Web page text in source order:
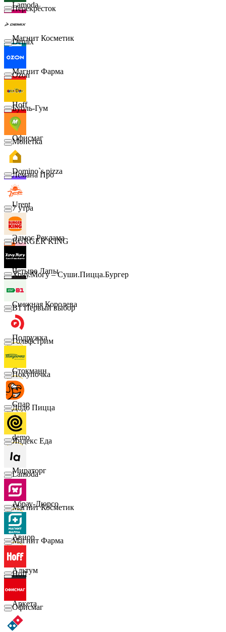
Lamoda
Магнит Косметик
Магнит Фарма
Hoff
Офисмаг
Domino`s pizza
Urent
Эдмос Реклама
Четыре Лапы
Снежная Королева
Подружка
Стокманн
Cпар
demo
Мираторг
Абрау-Дюрсо
Авиор
Альтум
Аркета
Перекрёсток
Demix
Ozon
Бубль-Гум
Монетка
Лемана Про
7 утра
BURGER KING
Хочу.Могу – Суши.Пицца.Бургер
B1 Первый выбор
Гольфстрим
Покупочка
Додо Пицца
Яндекс Еда
Lamoda
Магнит Косметик
Магнит Фарма
Hoff
Офисмаг